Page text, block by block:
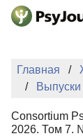
Перейти к
Главная
Выпуски
Consortium
2026. Том 7.